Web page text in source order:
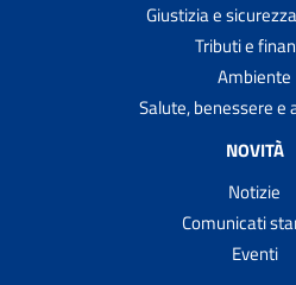
Giustizia e
Tributi e
Ambiente
Salute, benessere e
NOVITÀ
Notizie
Comunicati
Eventi